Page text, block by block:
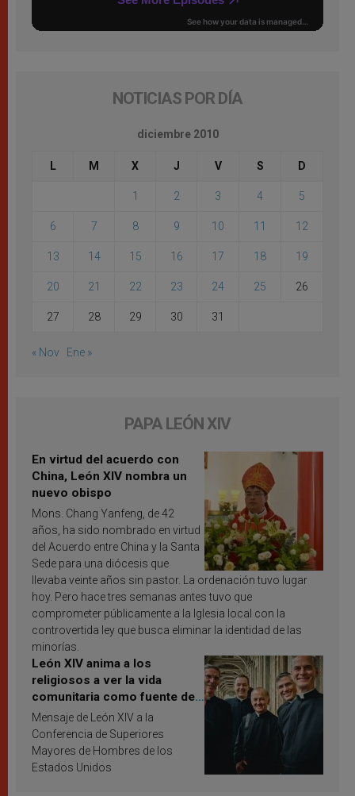
NOTICIAS POR DÍA
diciembre 2010
L M X J V S D
1 2 3 4 5
6 7 8 9 10 11 12
13 14 15 16 17 18 19
20 21 22 23 24 25 26
27 28 29 30 31
« Nov Ene »
PAPA LEÓN XIV
En virtud del acuerdo con
China, León XIV nombra un
nuevo obispo
Mons. Chang Yanfeng, de 42
años, ha sido nombrado en virtud
del Acuerdo entre China y la Santa
Sede para una diócesis que
llevaba veinte años sin pastor. La ordenación tuvo lugar
hoy. Pero hace tres semanas antes tuvo que
comprometer públicamente a la Iglesia local con la
controvertida ley que busca eliminar la identidad de las
minorías.
León XIV anima a los
religiosos a ver la vida
comunitaria como fuente de
inspiración y santificación
Mensaje de León XIV a la
Conferencia de Superiores
Mayores de Hombres de los
Estados Unidos